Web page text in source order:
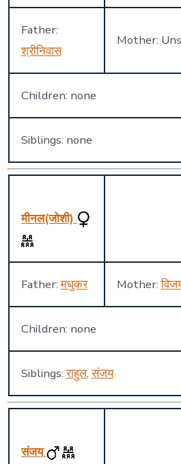
Father:
श्रीनिवास
Mother:
Children: none
Siblings: none
मीनल(जोशी)
Father:मधुकर Mother:
Children: none
Siblings:राहुल,संजय
संजय